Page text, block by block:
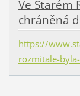
Ve Starém
chráněná
https://
rozmitale-